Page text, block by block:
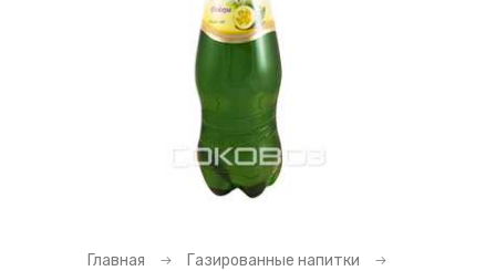
Главная
Газированные напитки